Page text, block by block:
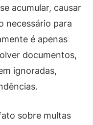
acumular, causar
necessário para
é apenas
documentos,
ignoradas,
sobre multas